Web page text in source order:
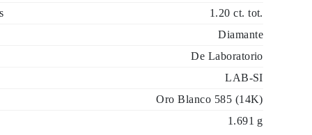
1.20 ct. tot.
Diamante
De Laboratorio
LAB-SI
Oro Blanco 585 (14K)
1.691 g